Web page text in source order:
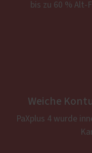
bis zu 60 %
Weiche
PaXplus 4 wurde